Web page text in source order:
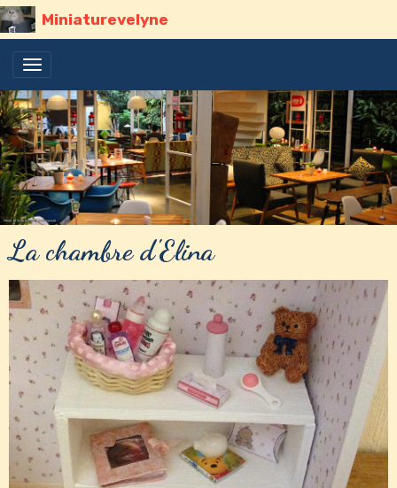
Miniaturevelyne
La chambre d'Elina